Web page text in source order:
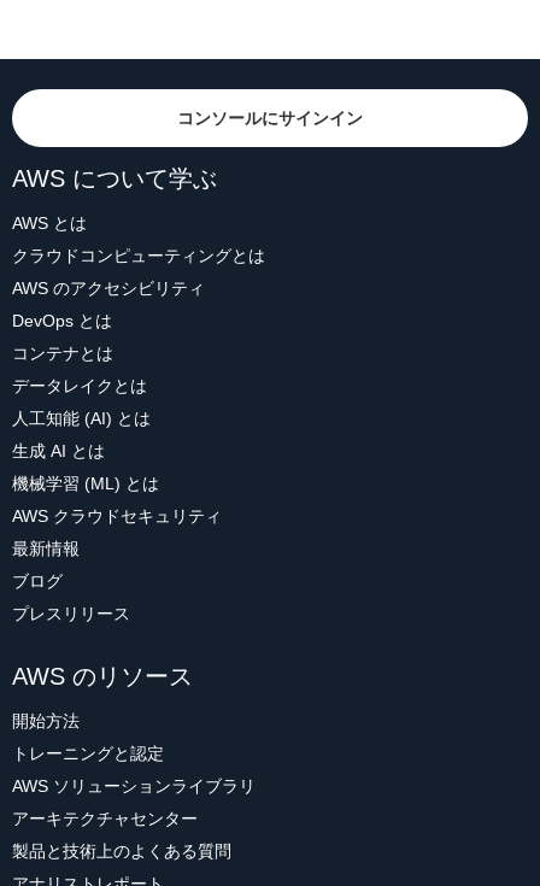
コンソールにサインイン
AWS について学ぶ
AWS とは
クラウドコンピューティングとは
AWS のアクセシビリティ
DevOps とは
コンテナとは
データレイクとは
人工知能 (AI) とは
生成 AI とは
機械学習 (ML) とは
AWS クラウドセキュリティ
最新情報
ブログ
プレスリリース
AWS のリソース
開始方法
トレーニングと認定
AWS ソリューションライブラリ
アーキテクチャセンター
製品と技術上のよくある質問